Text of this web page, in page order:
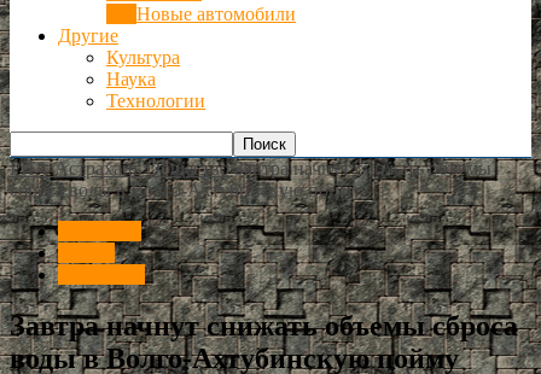
Новые автомобили
Другие
Культура
Наука
Технологии
РИА Астрахань Общество Завтра начнут снижать объемы
сброса воды в Волго-Ахтубинскую пойму
Завтра начнут снижать объемы сброса
воды в Волго-Ахтубинскую пойму